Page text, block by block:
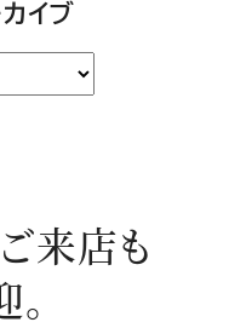
イブ
来店も